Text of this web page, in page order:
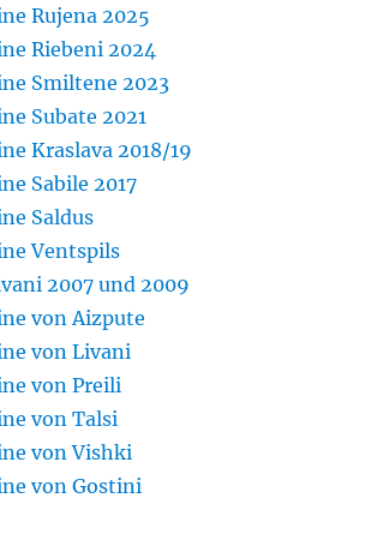
Rujena 2025
Riebeni 2024
Smiltene 2023
Subate 2021
Kraslava 2018/19
Sabile 2017
Saldus
Ventspils
2007 und 2009
von Aizpute
von Livani
von Preili
von Talsi
von Vishki
von Gostini